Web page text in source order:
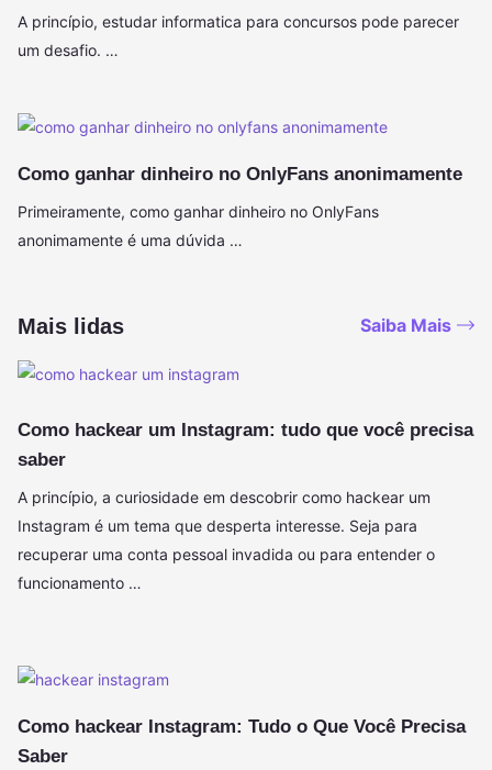
A princípio, estudar informatica para concursos pode parecer
um desafio. …
Como ganhar dinheiro no OnlyFans anonimamente
Primeiramente, como ganhar dinheiro no OnlyFans
anonimamente é uma dúvida …
Mais lidas Saiba Mais
Como hackear um Instagram: tudo que você precisa
saber
A princípio, a curiosidade em descobrir como hackear um
Instagram é um tema que desperta interesse. Seja para
recuperar uma conta pessoal invadida ou para entender o
funcionamento …
Como hackear Instagram: Tudo o Que Você Precisa
Saber